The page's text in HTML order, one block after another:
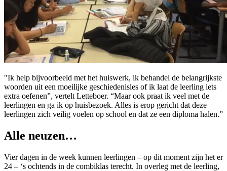
"Ik help bijvoorbeeld met het huiswerk, ik behandel de belangrijkste
woorden uit een moeilijke geschiedenisles of ik laat de leerling iets
extra oefenen”, vertelt Letteboer. “Maar ook praat ik veel met de
leerlingen en ga ik op huisbezoek. Alles is erop gericht dat deze
leerlingen zich veilig voelen op school en dat ze een diploma halen.”
Alle neuzen…
Vier dagen in de week kunnen leerlingen – op dit moment zijn het er
24 – ‘s ochtends in de combiklas terecht. In overleg met de leerling,